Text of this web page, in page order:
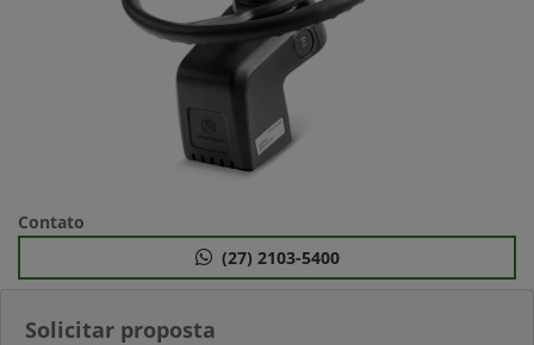
Solicitar proposta
Contato
(27) 2103-5400